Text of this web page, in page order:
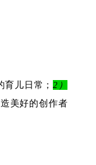
儿日常； 2）
美好的创作者